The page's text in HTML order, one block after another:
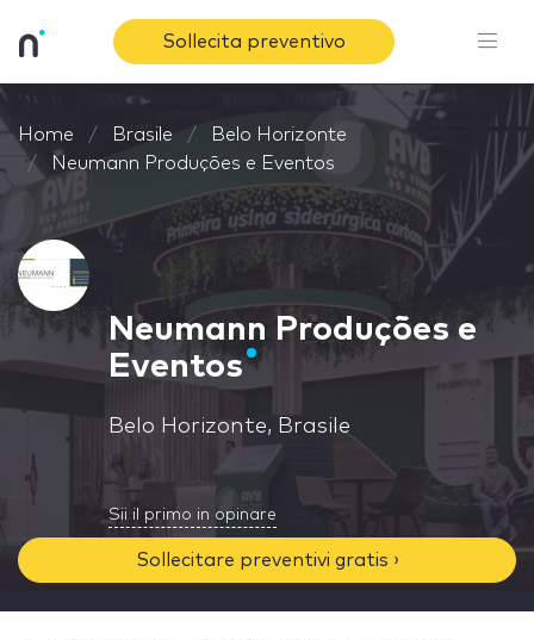
Sollecita preventivo
Home Brasile
Belo Horizonte
Neumann Produções e Eventos
Neumann Produções e
Eventos
Belo Horizonte, Brasile
Sii il primo in opinare
Sollecitare preventivi gratis ›